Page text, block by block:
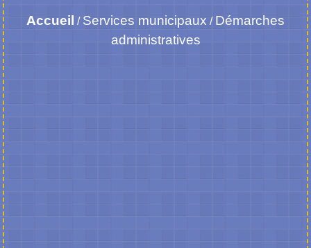
Accueil / Services municipaux / Démarches
administratives